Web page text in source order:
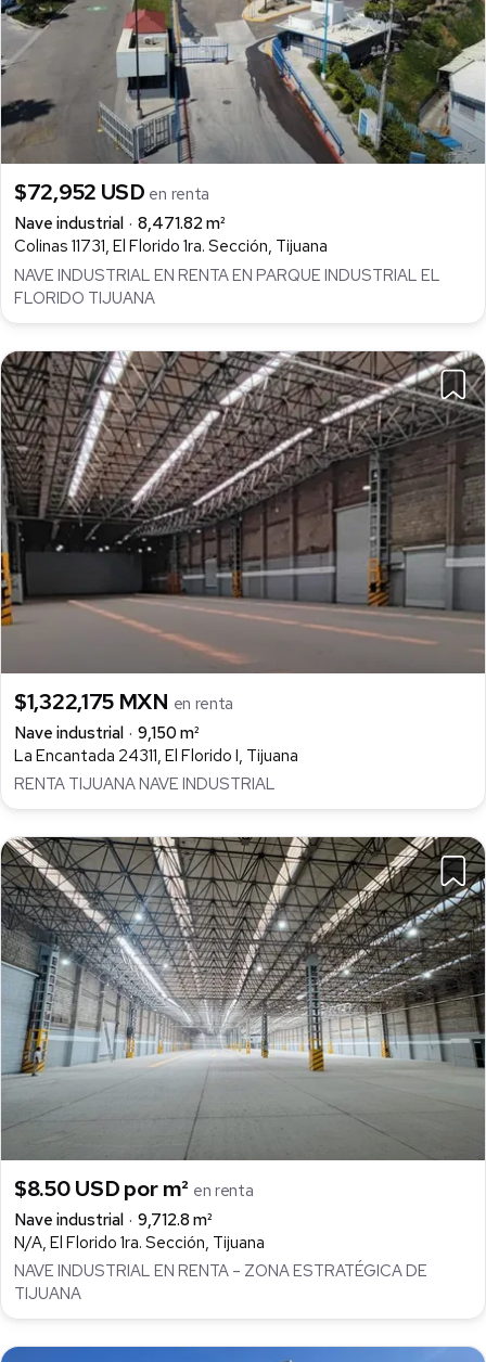
$72,952 USD en renta
Nave industrial
8,471.82 m²
Colinas 11731, El Florido 1ra. Sección, Tijuana
NAVE INDUSTRIAL EN RENTA EN PARQUE INDUSTRIAL EL
FLORIDO TIJUANA
$1,322,175 MXN en renta
Nave industrial
9,150 m²
La Encantada 24311, El Florido I, Tijuana
RENTA TIJUANA NAVE INDUSTRIAL
$8.50 USD por m² en renta
Nave industrial
9,712.8 m²
N/A, El Florido 1ra. Sección, Tijuana
NAVE INDUSTRIAL EN RENTA – ZONA ESTRATÉGICA DE
TIJUANA